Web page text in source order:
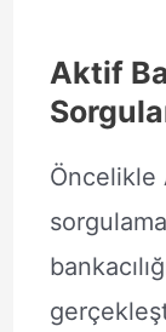
Aktif
Öncelikle